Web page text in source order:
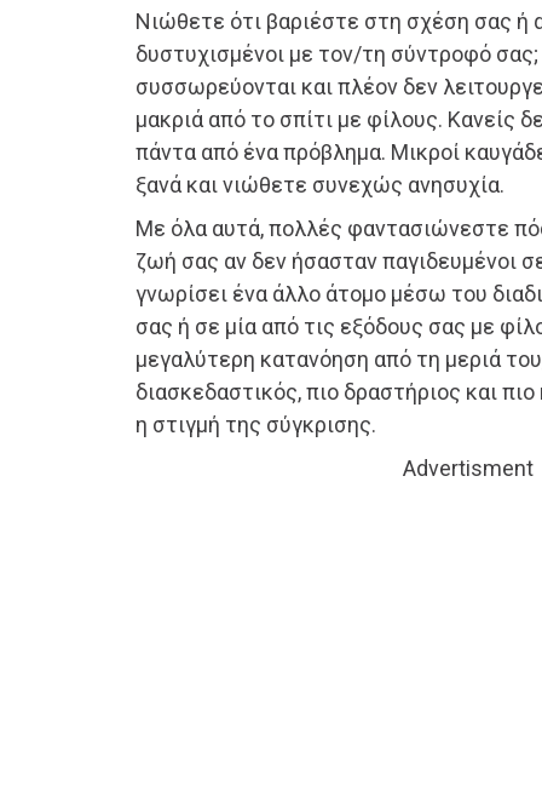
Νιώθετε ότι βαριέστε στη σχέση σας ή
δυστυχισμένοι με τον/τη σύντροφό
συσσωρεύονται και πλέον δεν
μακριά από το σπίτι με φίλους. Κανείς
πάντα από ένα πρόβλημα. Μικροί
ξανά και νιώθετε συνεχώς ανησυχία.
Με όλα αυτά, πολλές φαντασιώνεστε
ζωή σας αν δεν ήσασταν παγιδευμένοι
γνωρίσει ένα άλλο άτομο μέσω του
σας ή σε μία από τις εξόδους σας με
μεγαλύτερη κατανόηση από τη μεριά του,
διασκεδαστικός, πιο δραστήριος και
η στιγμή της σύγκρισης.
Advertisment